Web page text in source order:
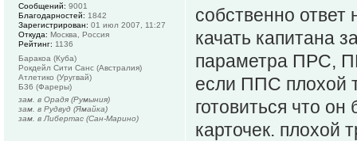
собственно
качать капитана
параметра ПРС,
если ППС плохой
готовиться что
карточек. плохой
Сообщений: 9001
Благодарностей: 1842
Зарегистрирован: 01 июл 2007, 11:27
Откуда: Москва, Россия
Рейтинг: 1136
Баракоа (Куба)
Рокдейл Сити Санс (Австралия)
Атлетико (Уругвай)
Б36 (Фареры)
зам. в Орадя (Румыния)
зам. в Рудвуд (Ямайка)
зам. в Либертас (Сан-Марино)